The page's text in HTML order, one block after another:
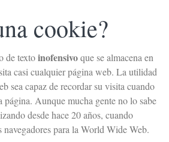
cookie?
de textoinofensivoque se almacena en
casi cualquier página web. La utilidad
sea capaz de recordar su visita cuando
página. Aunque mucha gente no lo sabe
desde hace 20 años, cuando
navegadores para la World Wide Web.